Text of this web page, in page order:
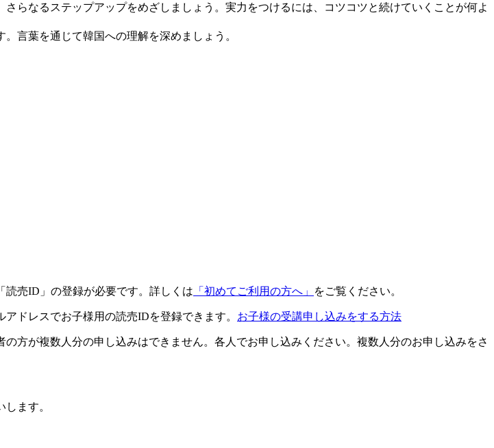
らなるステップアップをめざしましょう。実力をつけるには、コツコツと続けていくことが何よ
言葉を通じて韓国への理解を深めましょう。
売ID」の登録が必要です。詳しくは 「初めてご利用の方へ」 をご覧ください。
ドレスでお子様用の読売IDを登録できます。 お子様の受講申し込みをする方法
方が複数人分の申し込みはできません。各人でお申し込みください。複数人分のお申し込みをさ
ます。